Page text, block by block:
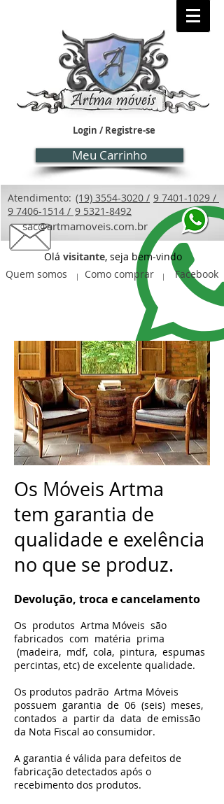
Login / Registre-se
Meu Carrinho
Atendimento:
sac@artmamoveis.com.br
(19) 3554-3020 / 9 7401-1029 /
9 5321-8492
9 7406-1514 /
Olá visitante, seja bem-vindo
Quem somos
Como comprar Facebook
Os Móveis Artma
tem garantia de
qualidade e exelência
no que se produz.
Devolução, troca e cancelamento
Os produtos Artma Móveis são
fabricados com matéria prima
(madeira, mdf, cola, pintura, espumas
percintas, etc) de excelente qualidade.
Os produtos padrão Artma Móveis
possuem garantia de 06 (seis) meses,
contados a partir da data de emissão
da Nota Fiscal ao consumidor.
A garantia é válida para defeitos de
fabricação detectados após o
recebimento dos produtos.